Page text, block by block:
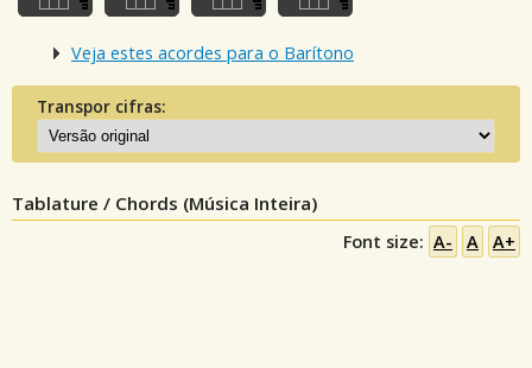
Veja estes acordes para o Barítono
Transpor cifras:
Tablature / Chords (Música Inteira)
Font size: A- A A+